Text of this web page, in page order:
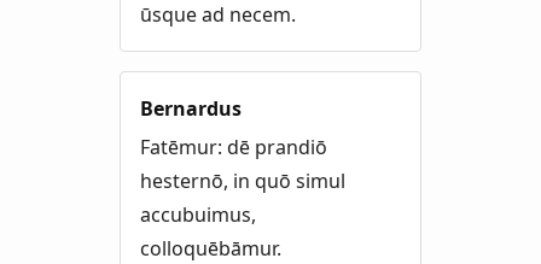
ūsque ad necem.
Bernardus
Fatēmur: dē prandiō
hesternō, in quō simul
accubuimus,
colloquēbāmur.